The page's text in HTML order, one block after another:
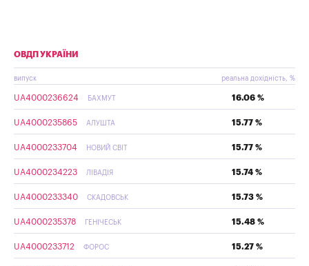
ОВДП УКРАЇНИ
випуск реальна дохідність, %
UA4000236624 БАХМУТ 16.06 %
UA4000235865 АЛУШТА 15.77 %
UA4000233704 НОВИЙ СВІТ 15.77 %
UA4000234223 ЛІВАДІЯ 15.74 %
UA4000233340 СКАДОВСЬК 15.73 %
UA4000235378 ГЕНІЧЕСЬК 15.48 %
UA4000233712 ФОРОС 15.27 %